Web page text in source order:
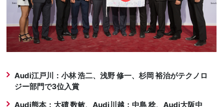
Audi江戸川：小林 浩二、浅野 修一、杉岡 裕治がテクノロ
ジー部門で3位入賞
Audi熊本：大磧 数敏、Audi川越：中島 稔、Audi大阪中